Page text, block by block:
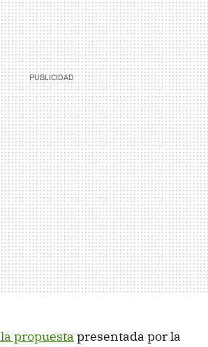
la propuesta presentada por la